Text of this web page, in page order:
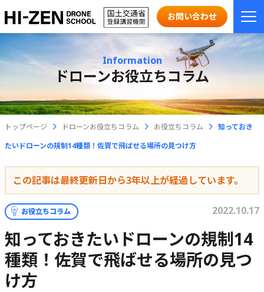
お問い合わせ
Information
ドローンお役立ちコラム
トップページ ドローンお役立ちコラム お役立ちコラム
知っておき
たいドローンの規制14種類！佐賀で飛ばせる場所の見つけ方
この記事は最終更新日から3年以上が経過しています。
お役立ちコラム 2022.10.17
知っておきたいドローンの規制14
種類！佐賀で飛ばせる場所の見つ
け方